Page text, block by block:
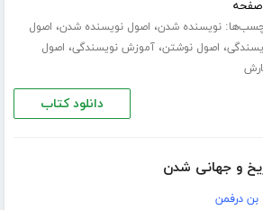
نویسنده شدن، اصول نویسنده شدن، اصول
، اصول نوشتن،آموزش نویسندگی، اصول
دانلود کتاب
و جهانی شدن
بن درفمن